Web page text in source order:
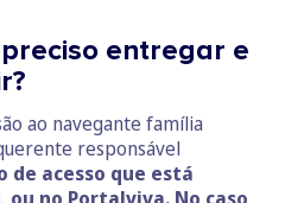
entregar e
ao navegante família
responsável
de acesso que está